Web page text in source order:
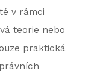
v rámci
teorie nebo
praktická